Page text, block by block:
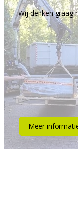
Wij denken graag
Meer